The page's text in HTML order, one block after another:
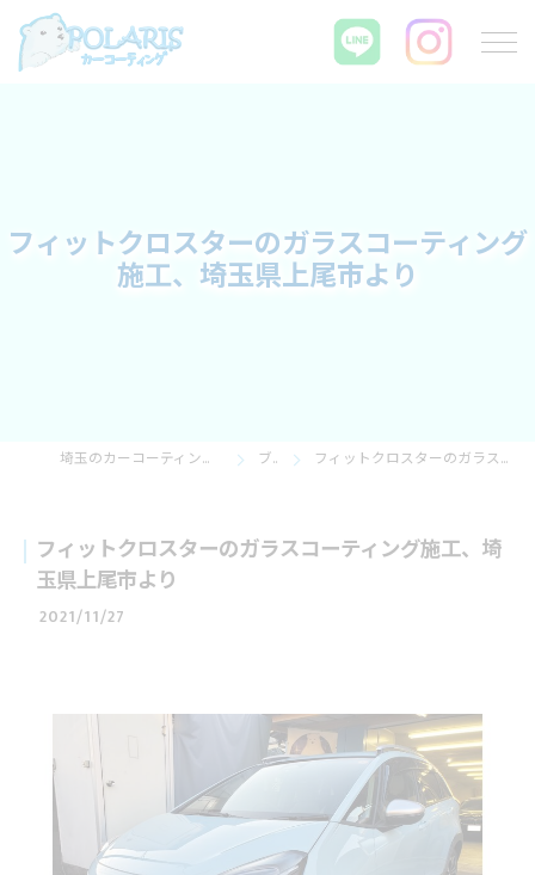
フィットクロスターのガラスコーティング
施工、埼玉県上尾市より
埼玉のカーコーティングならPOLARIS カーコーティング ブログ フィットクロスターのガラスコーティング施工、埼玉県上尾市より
フィットクロスターのガラスコーティング施工、埼
玉県上尾市より
2021/11/27